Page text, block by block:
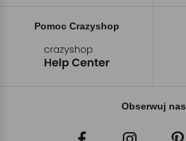
Pomoc Crazyshop
Obserwuj nas